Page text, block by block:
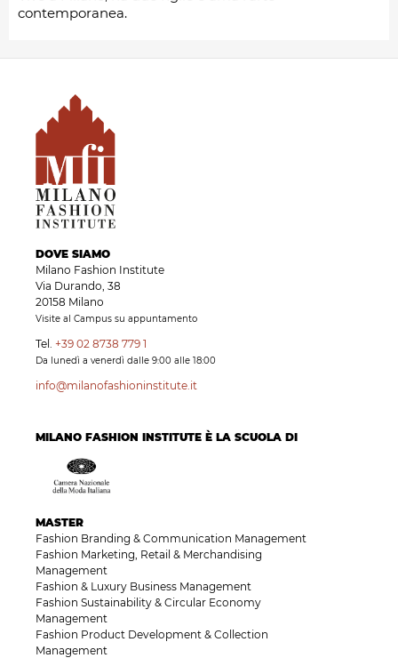
contemporanea.
DOVE SIAMO
Milano Fashion Institute
Via Durando, 38
20158 Milano
Visite al Campus su appuntamento
Tel. +39 02 8738 779 1
Da lunedì a venerdì dalle 9:00 alle 18:00
info@milanofashioninstitute.it
MILANO FASHION INSTITUTE È LA SCUOLA DI
MASTER
Fashion Branding & Communication Management
Fashion Marketing, Retail & Merchandising
Management
Fashion & Luxury Business Management
Fashion Sustainability & Circular Economy
Management
Fashion Product Development & Collection
Management